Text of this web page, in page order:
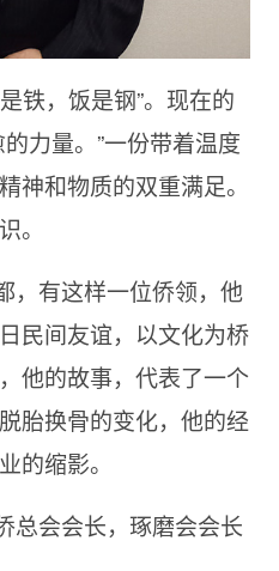
铁，饭是钢”。现在的
力量。”一份带着温度
神和物质的双重满足。
。
，有这样一位侨领，他
民间友谊，以文化为桥
他的故事，代表了一个
胎换骨的变化，他的经
的缩影。
总会会长，琢磨会会长